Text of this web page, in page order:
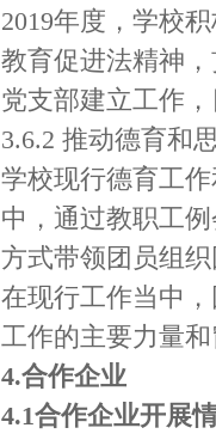
2019年度，学校
教育促进法精神
党支部建立工作
3.6.2 推动德育和
学校现行德育工
中，通过教职工
方式带领团员组
在现行工作当中
工作的主要力量
4.合作企业
4.1合作企业开展